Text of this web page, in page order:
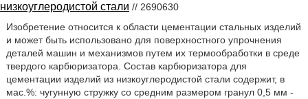
низкоуглеродистой стали // 2690630
Изобретение относится к области цементации стальных изделий
и может быть использовано для поверхностного упрочнения
деталей машин и механизмов путем их термообработки в среде
твердого карбюризатора. Состав карбюризатора для
цементации изделий из низкоуглеродистой стали содержит, в
мас.%: чугунную стружку со средним размером гранул 0,5 мм -